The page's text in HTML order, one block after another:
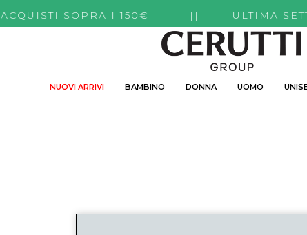
ACQUISTI SOPRA I 150€ || ULTIMA
NUOVI ARRIVI BAMBINO DONNA UOMO